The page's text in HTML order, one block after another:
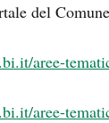
del
aree-
aree-